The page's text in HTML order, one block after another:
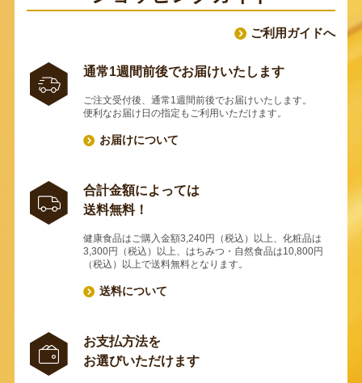
ご利用ガイドへ
通常1週間前後でお届けいたします
ご注文受付後、通常1週間前後でお届けいたします。
便利なお届け日の指定もご利用いただけます。
お届けについて
合計金額によっては
送料無料！
健康食品はご購入金額3,240円（税込）以上、化粧品は
3,300円（税込）以上、はちみつ・自然食品は10,800円
（税込）以上で送料無料となります。
送料について
お支払方法を
お選びいただけます